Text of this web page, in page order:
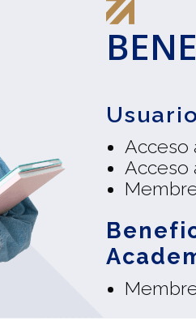
Acceso
Acceso